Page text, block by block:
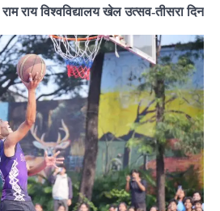
राय विश्वविद्यालय खेल उत्सव-तीसरा दिन